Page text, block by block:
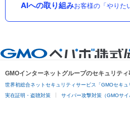
AIへの取り組みお客様の「やりた
GMOインターネットグループのセキュリティ
世界初総合ネットセキュリティサービス「GMOセキュ
実在証明・盗聴対策
サイバー攻撃対策（GMOサ